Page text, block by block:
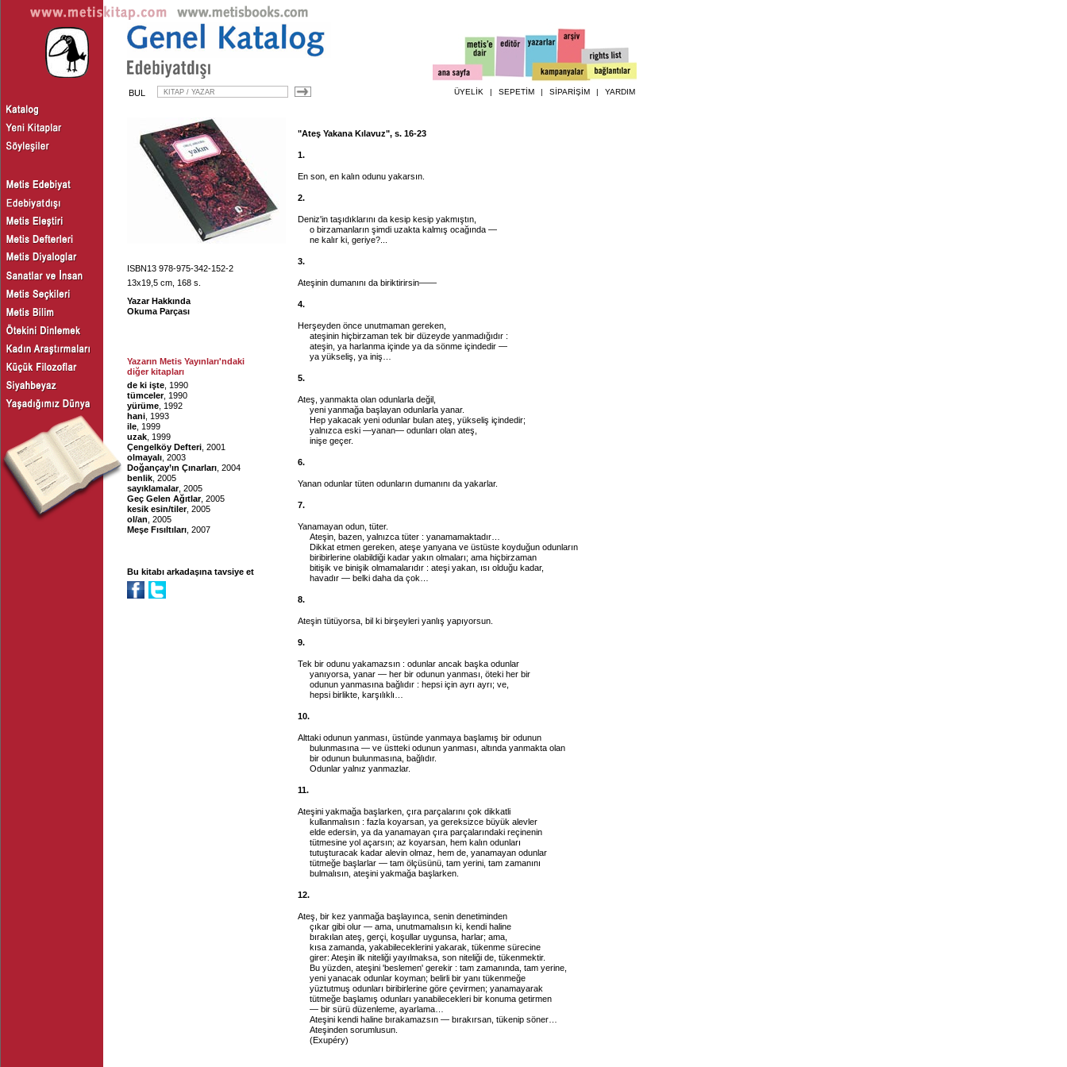
BUL ÜYELİK | SEPETİM | SİPARİŞİM | YARDIM
ISBN13 978-975-342-152-2
13x19,5 cm, 168 s.
Yazar Hakkında
Okuma Parçası
Yazarın Metis Yayınları'ndaki
diğer kitapları
de ki işte , 1990
tümceler, 1990
yürüme , 1992
hani , 1993
ile , 1999
uzak , 1999
Çengelköy Defteri , 2001
olmayalı , 2003
Doğançay’ın Çınarları , 2004
benlik , 2005
sayıklamalar, 2005
Geç Gelen Ağıtlar, 2005
kesik esin/tiler, 2005
ol/an , 2005
Meşe Fısıltıları , 2007
Bu kitabı arkadaşına tavsiye et
"Ateş Yakana Kılavuz", s. 16-23
1.
En son, en kalın odunu yakarsın.
2.
Deniz'in taşıdıklarını da kesip kesip yakmıştın,
o birzamanların şimdi uzakta kalmış ocağında —
ne kalır ki, geriye?...
3.
Ateşinin dumanını da biriktirirsin——
4.
Herşeyden önce unutmaman gereken,
ateşinin hiçbirzaman tek bir düzeyde yanmadığıdır :
ateşin, ya harlanma içinde ya da sönme içindedir —
ya yükseliş, ya iniş…
5.
Ateş, yanmakta olan odunlarla değil,
yeni yanmağa başlayan odunlarla yanar.
Hep yakacak yeni odunlar bulan ateş, yükseliş içindedir;
yalnızca eski —yanan— odunları olan ateş,
inişe geçer.
6.
Yanan odunlar tüten odunların dumanını da yakarlar.
7.
Yanamayan odun, tüter.
Ateşin, bazen, yalnızca tüter : yanamamaktadır…
Dikkat etmen gereken, ateşe yanyana ve üstüste koyduğun odunların
biribirlerine olabildiği kadar yakın olmaları; ama hiçbirzaman
bitişik ve binişik olmamalarıdır : ateşi yakan, ısı olduğu kadar,
havadır — belki daha da çok…
8.
Ateşin tütüyorsa, bil ki birşeyleri yanlış yapıyorsun.
9.
Tek bir odunu yakamazsın : odunlar ancak başka odunlar
yanıyorsa, yanar — her bir odunun yanması, öteki her bir
odunun yanmasına bağlıdır : hepsi için ayrı ayrı; ve,
hepsi birlikte, karşılıklı…
10.
Alttaki odunun yanması, üstünde yanmaya başlamış bir odunun
bulunmasına — ve üstteki odunun yanması, altında yanmakta olan
bir odunun bulunmasına, bağlıdır.
Odunlar yalnız yanmazlar.
11.
Ateşini yakmağa başlarken, çıra parçalarını çok dikkatli
kullanmalısın : fazla koyarsan, ya gereksizce büyük alevler
elde edersin, ya da yanamayan çıra parçalarındaki reçinenin
tütmesine yol açarsın; az koyarsan, hem kalın odunları
tutuşturacak kadar alevin olmaz, hem de, yanamayan odunlar
tütmeğe başlarlar — tam ölçüsünü, tam yerini, tam zamanını
bulmalısın, ateşini yakmağa başlarken.
12.
Ateş, bir kez yanmağa başlayınca, senin denetiminden
çıkar gibi olur — ama, unutmamalısın ki, kendi haline
bırakılan ateş, gerçi, koşullar uygunsa, harlar; ama,
kısa zamanda, yakabileceklerini yakarak, tükenme sürecine
girer: Ateşin ilk niteliği yayılmaksa, son niteliği de, tükenmektir.
Bu yüzden, ateşini 'beslemen' gerekir : tam zamanında, tam yerine,
yeni yanacak odunlar koyman; belirli bir yanı tükenmeğe
yüztutmuş odunları biribirlerine göre çevirmen; yanamayarak
tütmeğe başlamış odunları yanabilecekleri bir konuma getirmen
— bir sürü düzenleme, ayarlama…
Ateşini kendi haline bırakamazsın — bırakırsan, tükenip söner…
Ateşinden sorumlusun.
(Exupéry)